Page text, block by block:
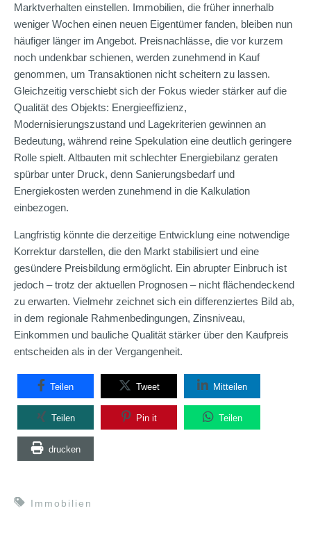
Marktverhalten einstellen. Immobilien, die früher innerhalb
weniger Wochen einen neuen Eigentümer fanden, bleiben nun
häufiger länger im Angebot. Preisnachlässe, die vor kurzem
noch undenkbar schienen, werden zunehmend in Kauf
genommen, um Transaktionen nicht scheitern zu lassen.
Gleichzeitig verschiebt sich der Fokus wieder stärker auf die
Qualität des Objekts: Energieeffizienz,
Modernisierungszustand und Lagekriterien gewinnen an
Bedeutung, während reine Spekulation eine deutlich geringere
Rolle spielt. Altbauten mit schlechter Energiebilanz geraten
spürbar unter Druck, denn Sanierungsbedarf und
Energiekosten werden zunehmend in die Kalkulation
einbezogen.
Langfristig könnte die derzeitige Entwicklung eine notwendige
Korrektur darstellen, die den Markt stabilisiert und eine
gesündere Preisbildung ermöglicht. Ein abrupter Einbruch ist
jedoch – trotz der aktuellen Prognosen – nicht flächendeckend
zu erwarten. Vielmehr zeichnet sich ein differenziertes Bild ab,
in dem regionale Rahmenbedingungen, Zinsniveau,
Einkommen und bauliche Qualität stärker über den Kaufpreis
entscheiden als in der Vergangenheit.
Teilen Tweet Mitteilen
Teilen Pin it Teilen
drucken
Immobilien